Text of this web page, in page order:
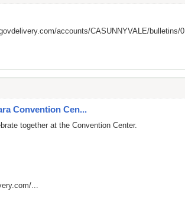
accounts/CASUNNYVALE/bulletins/0
Convention Cen...
together at the Convention Center.
...